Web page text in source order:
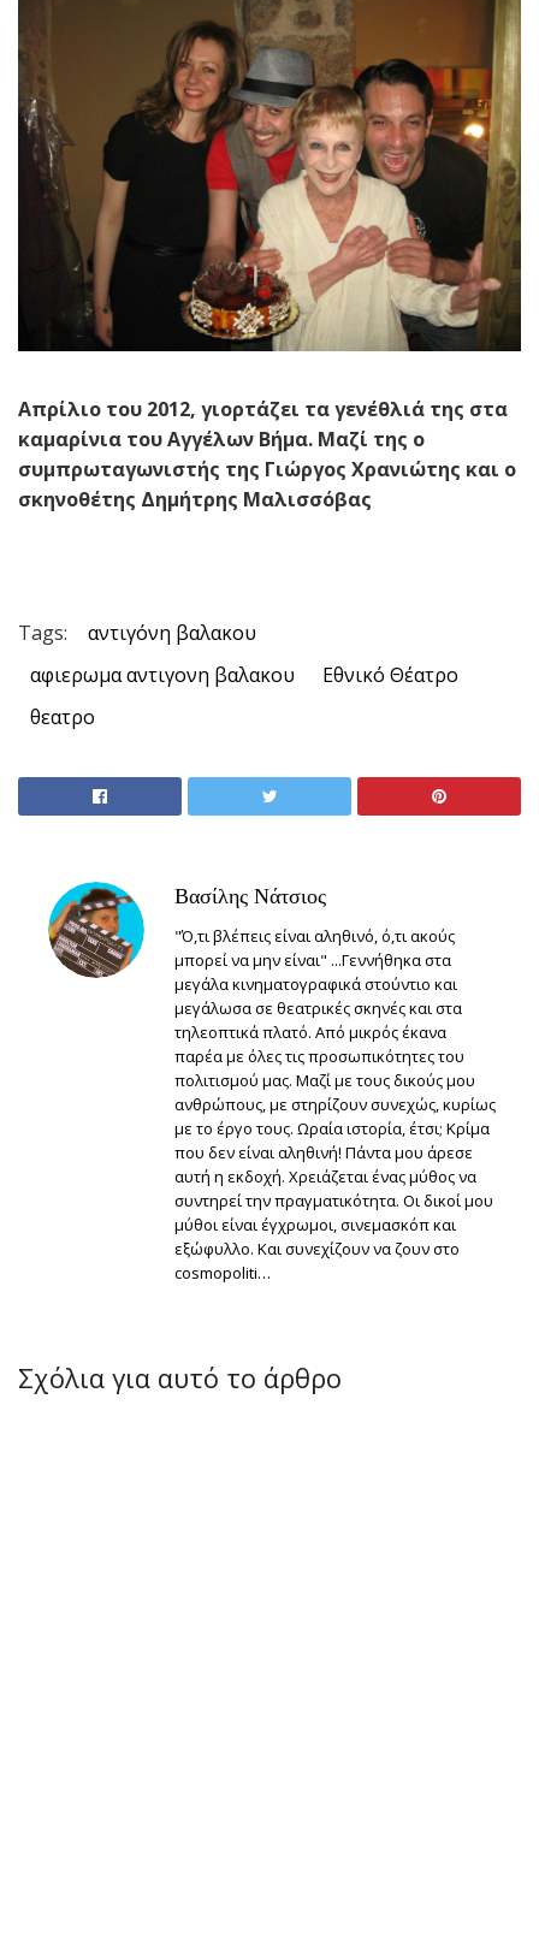
Απρίλιο του 2012, γιορτάζει τα γενέθλιά της στα
καμαρίνια του Αγγέλων Βήμα. Μαζί της ο
συμπρωταγωνιστής της Γιώργος Χρανιώτης και ο
σκηνοθέτης Δημήτρης Μαλισσόβας
Tags:
αντιγόνη βαλακου
αφιερωμα αντιγονη βαλακου
Εθνικό Θέατρο
θεατρο
Βασίλης Νάτσιος
"Ό,τι βλέπεις είναι αληθινό, ό,τι ακούς
μπορεί να μην είναι" ...Γεννήθηκα στα
μεγάλα κινηματογραφικά στούντιο και
μεγάλωσα σε θεατρικές σκηνές και στα
τηλεοπτικά πλατό. Από μικρός έκανα
παρέα με όλες τις προσωπικότητες του
πολιτισμού μας. Μαζί με τους δικούς μου
ανθρώπους, με στηρίζουν συνεχώς, κυρίως
με το έργο τους. Ωραία ιστορία, έτσι; Κρίμα
που δεν είναι αληθινή! Πάντα μου άρεσε
αυτή η εκδοχή. Χρειάζεται ένας μύθος να
συντηρεί την πραγματικότητα. Οι δικοί μου
μύθοι είναι έγχρωμοι, σινεμασκόπ και
εξώφυλλο. Και συνεχίζουν να ζουν στο
cosmopoliti…
Σχόλια για αυτό το άρθρο